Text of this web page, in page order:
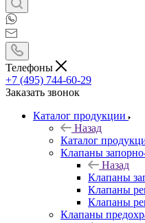
Телефоны
+7 (495) 744-60-29
Заказать звонок
Каталог продукции
Назад
Каталог
Клапаны
Назад
Клапаны
Клапаны
Клапаны
Клапаны